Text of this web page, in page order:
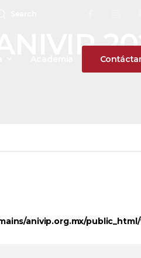
anivip.org.mx/